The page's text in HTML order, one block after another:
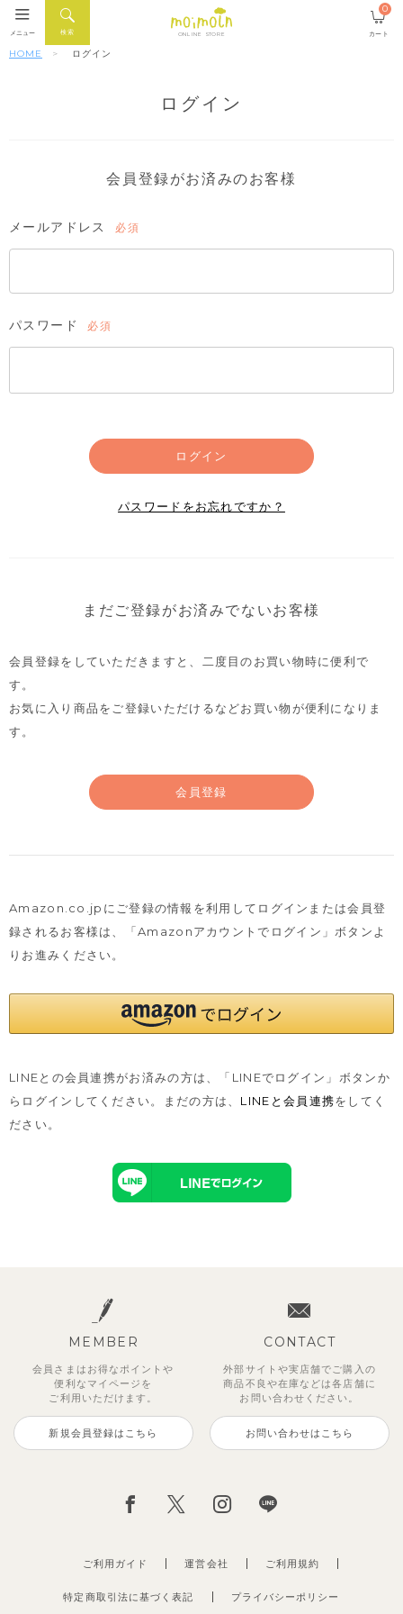
ONLINE STORE
検索
メニュー カート
0
HOME ログイン
ログイン
会員登録がお済みのお客様
メールアドレス
須)
パスワード
須)
ログイン
パスワードをお忘れですか？
まだご登録がお済みでないお客様
会員登録をしていただきますと、二度目のお買い物時に便利で
す。
お気に入り商品をご登録いただけるなどお買い物が便利になりま
す。
会員登録
Amazon.co.jpにご登録の情報を利用してログインまたは会員登
録されるお客様は、
「Amazonアカウントでログイン」ボタンよ
りお進みください。
LINEとの会員連携がお済みの方は、「LINEでログイン」ボタンか
らログインしてください。まだの方は、 LINEと会員連携をしてく
ださい。
MEMBER
会員さまはお得なポイントや
便利な マイページを
ご利用いただけます。
新規会員登録はこちら
CONTACT
外部サイトや実店舗でご購入の
商品不良や在庫などは各店舗に
お問い合わせください。
お問い合わせはこちら
ご利用ガイド 運営会社
特定商取引法に基づく表記 プライバシーポリシー
ご利用規約